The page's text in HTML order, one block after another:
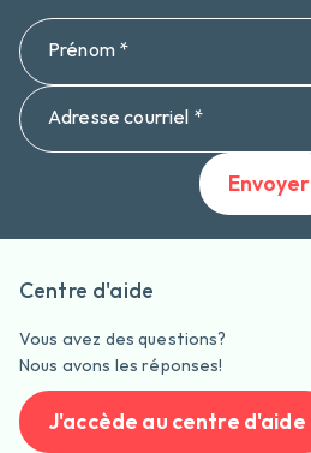
Prénom *
Adresse courriel *
Envoyer
Centre d'aide
Vous avez des questions?
Nous avons les réponses!
J'accède au centre d'aide